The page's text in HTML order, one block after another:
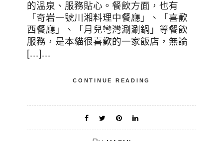
的溫泉、服務貼心。餐飲方面，也有
「奇岩一號川湘料理中餐廳」、「喜歡
西餐廳」、「月兒彎灣涮涮鍋」等餐飲
服務，是本貓很喜歡的一家飯店，無論
[…]…
CONTINUE READING